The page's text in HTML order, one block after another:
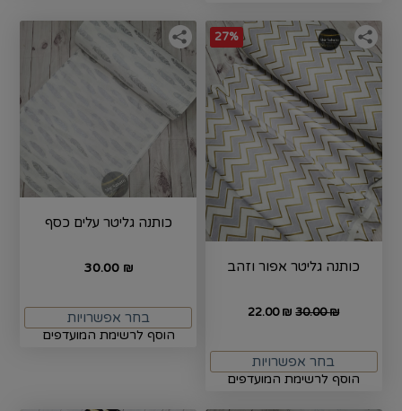
27%
כותנה גליטר אפור וזהב
30.00₪
22.00₪
בחר אפשרויות
הוסף לרשימת המועדפים
כותנה גליטר עלים כסף
30.00 ₪
בחר אפשרויות
הוסף לרשימת המועדפים